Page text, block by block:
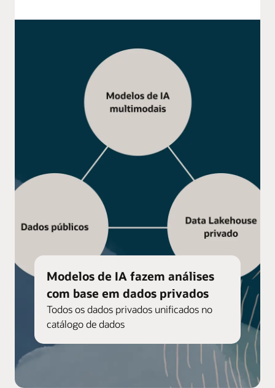
Modelos de IA fazem análises
com base em dados privados
Todos os dados privados unificados no
catálogo de dados